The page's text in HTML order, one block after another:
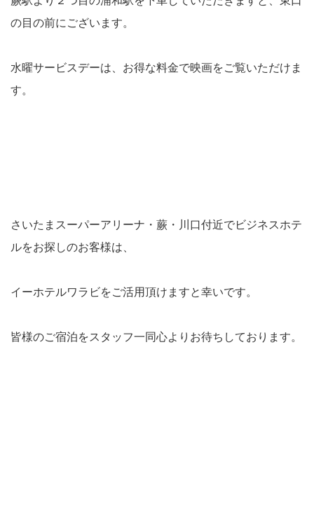
の目の前にございます。
水曜サービスデーは、お得な料金で映画をご覧いただけま
す。
さいたまスーパーアリーナ・蕨・川口付近でビジネスホテ
ルをお探しのお客様は、
イーホテルワラビをご活用頂けますと幸いです。
皆様のご宿泊をスタッフ一同心よりお待ちしております。